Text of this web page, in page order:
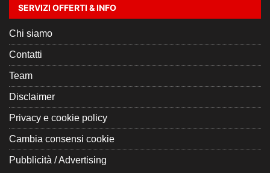
SERVIZI OFFERTI & INFO
Chi siamo
Contatti
Team
Disclaimer
Privacy e cookie policy
Cambia consensi cookie
Pubblicità / Advertising